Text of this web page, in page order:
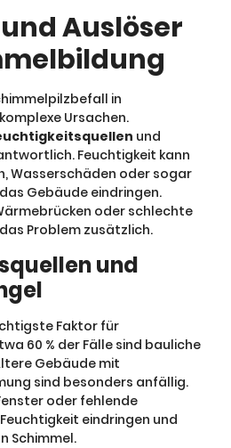
Auslöser
in
Ursachen.
und
Feuchtigkeit kann
Wasserschäden oder sogar
Gebäude eindringen.
oder schlechte
Problem zusätzlich.
und
Faktor für
60 % der Fälle sind bauliche
Gebäude mit
sind besonders anfällig.
oder fehlende
eindringen und
Schimmel.